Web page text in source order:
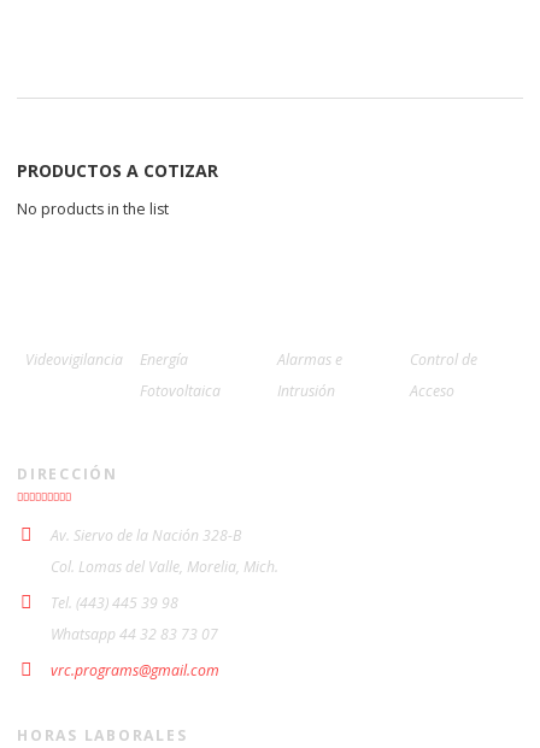
PRODUCTOS A COTIZAR
No products in the list
Videovigilancia
Energía
Fotovoltaica
Alarmas e
Intrusión
Control de
Acceso
DIRECCIÓN
Av. Siervo de la Nación 328-B
Col. Lomas del Valle, Morelia, Mich.
Tel. (443) 445 39 98
Whatsapp 44 32 83 73 07
vrc.programs@gmail.com
HORAS LABORALES